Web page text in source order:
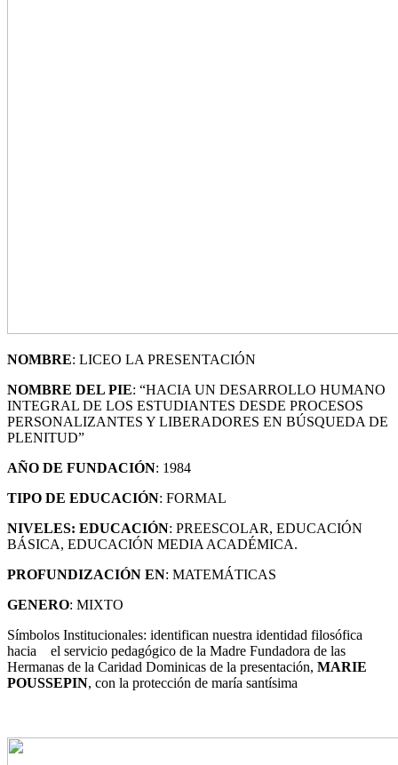
NOMBRE: LICEO LA PRESENTACIÓN
NOMBRE DEL PIE: “HACIA UN DESARROLLO HUMANO
INTEGRAL DE LOS ESTUDIANTES DESDE PROCESOS
PERSONALIZANTES Y LIBERADORES EN BÚSQUEDA DE
PLENITUD”
AÑO DE FUNDACIÓN: 1984
TIPO DE EDUCACIÓN: FORMAL
NIVELES: EDUCACIÓN: PREESCOLAR, EDUCACIÓN
BÁSICA, EDUCACIÓN MEDIA ACADÉMICA.
PROFUNDIZACIÓN EN: MATEMÁTICAS
GENERO: MIXTO
Símbolos Institucionales: identifican nuestra identidad filosófica
hacia el servicio pedagógico de la Madre Fundadora de las
Hermanas de la Caridad Dominicas de la presentación, MARIE
POUSSEPIN, con la protección de maría santísima